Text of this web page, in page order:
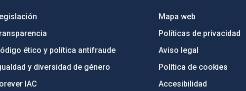
ético y política antifraude
y diversidad de género
IAC
Mapa web
Políticas de privacidad
Aviso legal
Política de cookies
Accesibilidad